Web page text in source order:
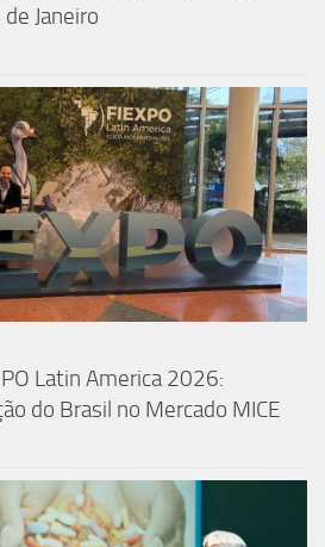
Janeiro
Latin America 2026:
do Brasil no Mercado MICE